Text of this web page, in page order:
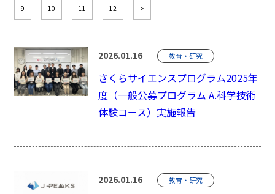
9 10 11 12 >
2026.01.16 教育・研究
さくらサイエンスプログラム2025年
度（一般公募プログラム A.科学技術
体験コース）実施報告
2026.01.16 教育・研究